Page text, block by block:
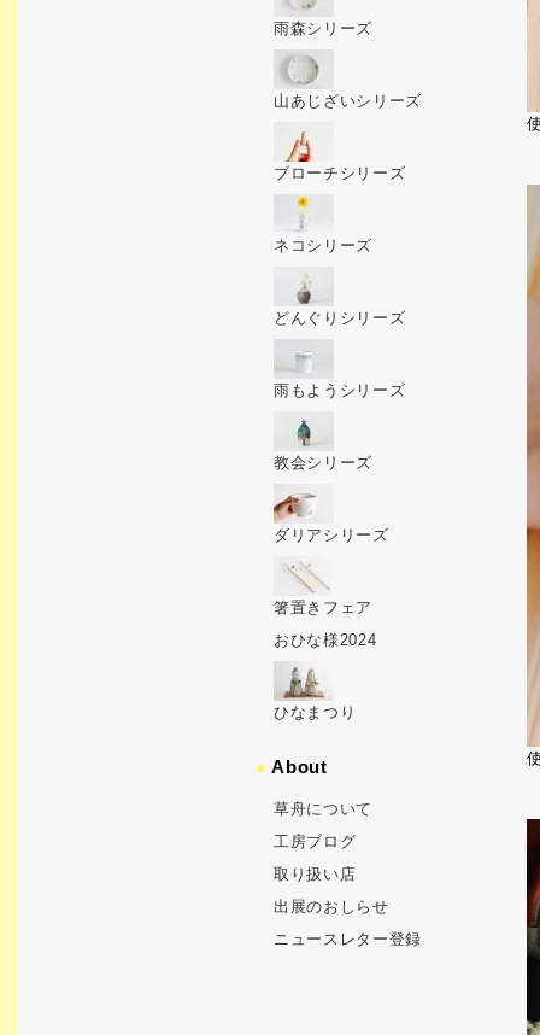
雨森シリーズ
山あじざいシリーズ
ブローチシリーズ
ネコシリーズ
どんぐりシリーズ
雨もようシリーズ
教会シリーズ
ダリアシリーズ
箸置きフェア
おひな様2024
ひなまつり
●About
草舟について
工房ブログ
取り扱い店
出展のおしらせ
ニュースレター登録